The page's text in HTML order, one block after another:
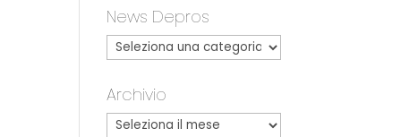
News Depros
Archivio